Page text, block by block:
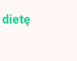
dietę